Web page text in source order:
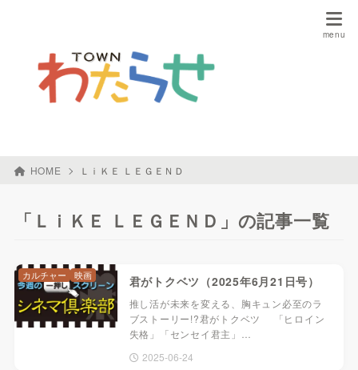
HOME ＬｉＫＥ ＬＥＧＥＮＤ
「ＬｉＫＥ ＬＥＧＥＮＤ」の記事一覧
君がトクベツ（2025年6月21日号）
推し活が未来を変える、胸キュン必至のラ
ブストーリー!?君がトクベツ 「ヒロイン
失格」「センセイ君主」…
2025-06-24
カルチャー 映画